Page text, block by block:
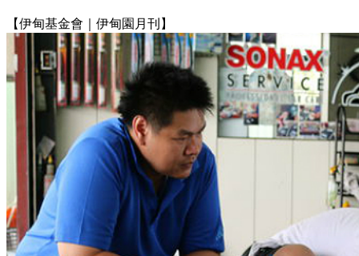
【伊甸基金會｜伊甸園月刊】